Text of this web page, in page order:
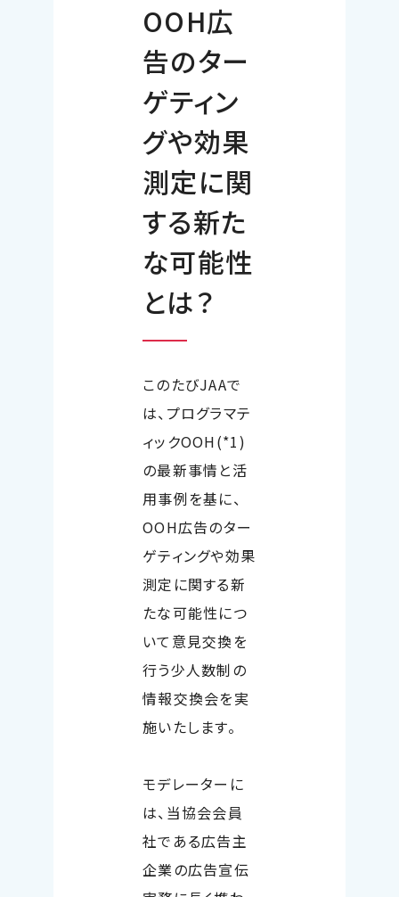
OOH広
告のター
ゲティン
グや効果
測定に関
する新た
な可能性
とは？
このたびJAAで
は、プログラマテ
ィックOOH(*1)
の最新事情と活
用事例を基に、
OOH広告のター
ゲティングや効果
測定に関する新
たな可能性につ
いて意見交換を
行う少人数制の
情報交換会を実
施いたします。
モデレーターに
は、当協会会員
社である広告主
企業の広告宣伝